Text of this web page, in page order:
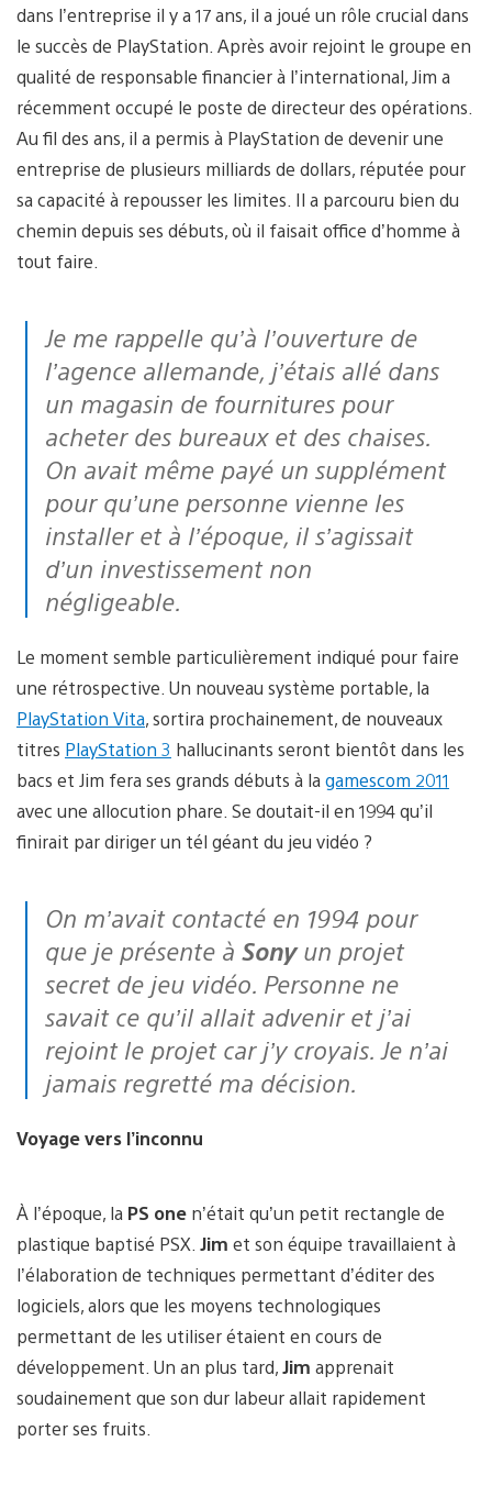
dans l’entreprise il y a 17 ans, il a joué un rôle crucial dans
le succès de PlayStation. Après avoir rejoint le groupe en
qualité de responsable financier à l’international, Jim a
récemment occupé le poste de directeur des opérations.
Au fil des ans, il a permis à PlayStation de devenir une
entreprise de plusieurs milliards de dollars, réputée pour
sa capacité à repousser les limites. Il a parcouru bien du
chemin depuis ses débuts, où il faisait office d’homme à
tout faire.
Je me rappelle qu’à l’ouverture de
l’agence allemande, j’étais allé dans
un magasin de fournitures pour
acheter des bureaux et des chaises.
On avait même payé un supplément
pour qu’une personne vienne les
installer et à l’époque, il s’agissait
d’un investissement non
négligeable.
Le moment semble particulièrement indiqué pour faire
une rétrospective. Un nouveau système portable, la
PlayStation Vita, sortira prochainement, de nouveaux
titres PlayStation 3 hallucinants seront bientôt dans les
bacs et Jim fera ses grands débuts à la gamescom 2011
avec une allocution phare. Se doutait-il en 1994 qu’il
finirait par diriger un tél géant du jeu vidéo ?
On m’avait contacté en 1994 pour
que je présente à Sonyun projet
secret de jeu vidéo. Personne ne
savait ce qu’il allait advenir et j’ai
rejoint le projet car j’y croyais. Je n’ai
jamais regretté ma décision.
Voyage vers l’inconnu
À l’époque, la PS one n’était qu’un petit rectangle de
plastique baptisé PSX. Jim et son équipe travaillaient à
l’élaboration de techniques permettant d’éditer des
logiciels, alors que les moyens technologiques
permettant de les utiliser étaient en cours de
développement. Un an plus tard,Jim apprenait
soudainement que son dur labeur allait rapidement
porter ses fruits.